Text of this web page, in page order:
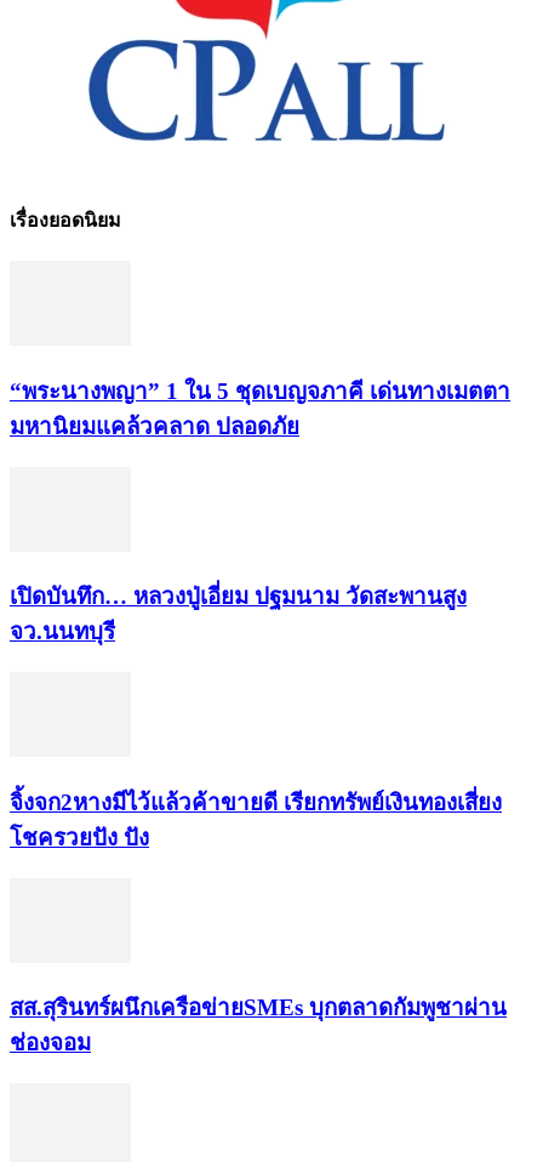
เรื่องยอดนิยม
“พระ​นาง​พญา” 1 ใน 5​ ชุดเบญจ​ภาคี​ เด่นทางเมตตา​
มหา​นิยม​แคล้วคลาด​ ปลอดภัย​
เปิดบันทึก… หลวงปู่เอี่ยม ​ปฐม​นาม​ วัดสะพานสูง​
จว.นนทบุรี
จิ้งจก​2​หาง​มีไว้แล้ว​ค้าขาย​ดี​ เรียก​ทรัพย์เงินทอง​เสี่ยง
โชค​รวยปัง​ ปัง​
สส.สุรินทร์ผนึกเครือข่ายSMEs บุกตลาดกัมพูชาผ่าน
ช่องจอม